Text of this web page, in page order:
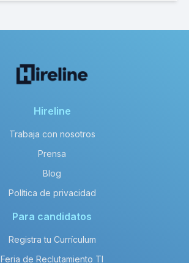
Hireline
Trabaja con nosotros
Prensa
Blog
Política de privacidad
Para candidatos
Registra tu Currículum
Feria de Reclutamiento TI